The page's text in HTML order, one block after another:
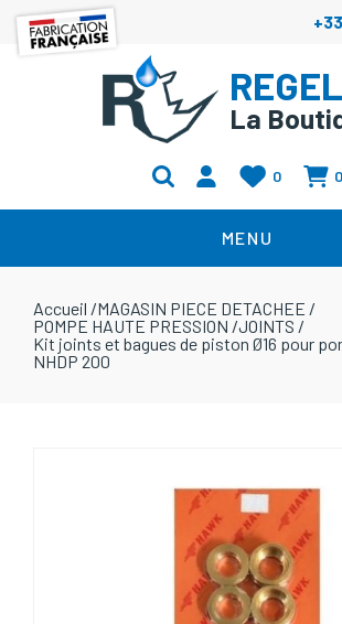
La
0 0
MENU
Accueil /MAGASIN PIECE DETACHEE /
POMPE HAUTE PRESSION /JOINTS /
Kit joints et bagues de piston Ø16 pour
NHDP 200